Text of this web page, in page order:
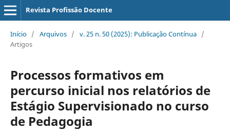
Revista Profissão Docente
Início / Arquivos / v. 25 n. 50 (2025): Publicação Contínua /
Artigos
Processos formativos em
percurso inicial nos relatórios de
Estágio Supervisionado no curso
de Pedagogia